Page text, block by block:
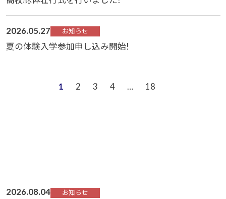
2026.05.27 お知らせ
夏の体験入学参加申し込み開始!
1 2 3 4 … 18
2026.08.04 お知らせ